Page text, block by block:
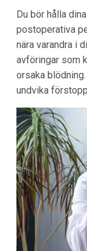
Du bör hålla
postoperativa
nära varandra i
avföringar som
orsaka
undvika